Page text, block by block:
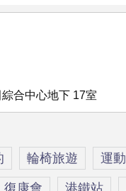
合中心地下 17室
輪椅旅遊 運動
復康會 港鐵站